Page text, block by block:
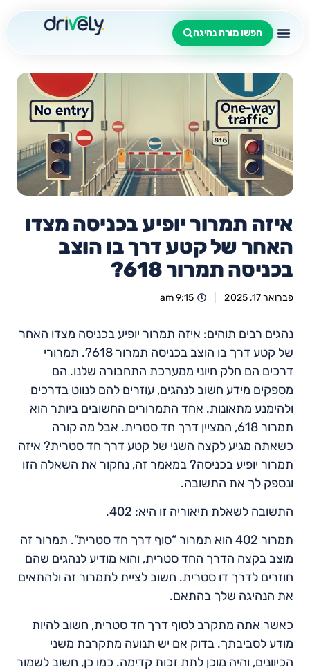
חפשו מורה נהיגה
איזה תמרור יופיע בכניסה מצדו
האחר של קטע דרך בו הוצב
בכניסה תמרור 618?
פברואר 17, 2025 9:15 am
נהגים רבים תוהים: איזה תמרור יופיע בכניסה מצדו האחר
של קטע דרך בו הוצב בכניסה תמרור 618?. תמרורי
דרכים הם חלק חיוני ממערכת התחבורה שלנו. הם
מספקים מידע חשוב לנהגים, עוזרים להם לנווט בדרכים
ולהימנע מתאונות. אחד התמרורים החשובים ביותר הוא
תמרור 618, המציין דרך חד סטרית. אבל מה קורה
כשאתה מגיע לקצה השני של קטע דרך חד סטרית? איזה
תמרור יופיע בכניסה? במאמר זה, נחקור את השאלה הזו
ונספק לך את התשובה.
התשובה לשאלת תיאוריה זו היא: 402.
תמרור 402 הוא תמרור “סוף דרך חד סטרית”. תמרור זה
מוצב בקצה הדרך החד סטרית, והוא מודיע לנהגים שהם
חוזרים לדרך דו סטרית. חשוב לציית לתמרור זה ולהתאים
את הנהיגה שלך בהתאם.
כאשר אתה מתקרב לסוף דרך חד סטרית, חשוב להיות
מודע לסביבתך. בדוק אם יש תנועה מתקרבת משני
הכיוונים, והיה מוכן לתת זכות קדימה. כמו כן, חשוב לשמור